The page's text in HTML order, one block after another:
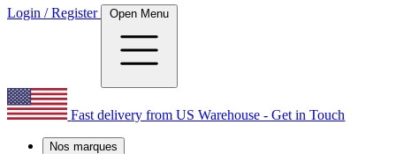
Login / Register Open Menu
Fast delivery from US Warehouse - Get in Touch
Nos marques